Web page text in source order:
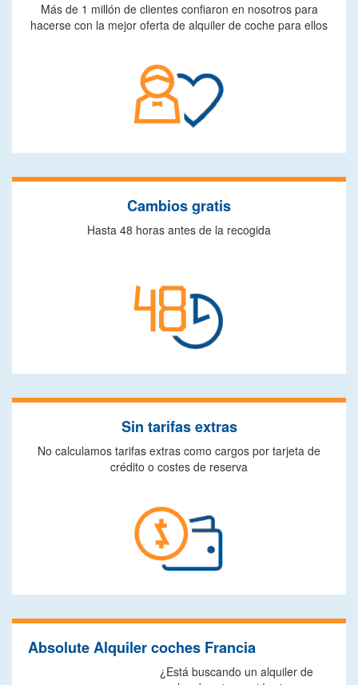
Más de 1 millón de clientes confiaron en nosotros para
hacerse con la mejor oferta de alquiler de coche para ellos
Cambios gratis
Hasta 48 horas antes de la recogida
Sin tarifas extras
No calculamos tarifas extras como cargos por tarjeta de
crédito o costes de reserva
Absolute Alquiler coches Francia
¿Está buscando un alquiler de